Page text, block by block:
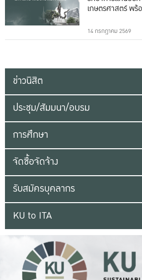
เกษตรศาสตร์ พร้
14 กรกฎาคม 2569
ข่าวนิสิต
ประชุม/สัมมนา/อบรม
การศึกษา
จัดซื้อจัดจ้าง
รับสมัครบุคลากร
KU to ITA